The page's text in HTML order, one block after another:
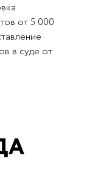
от 5 000
в суде от